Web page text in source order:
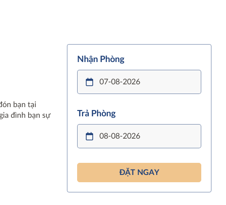
bạn tại
đình bạn sự
Nhận Phòng
Trả Phòng
ĐẶT NGAY